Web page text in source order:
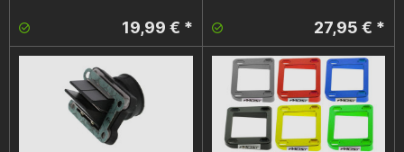
19,99 € * 27,95 € *